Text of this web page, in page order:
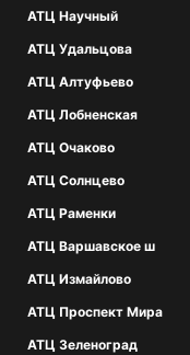
АТЦ Научный
АТЦ Удальцова
АТЦ Алтуфьево
АТЦ Лобненская
АТЦ Очаково
АТЦ Солнцево
АТЦ Раменки
АТЦ Варшавское ш
АТЦ Измайлово
АТЦ Проспект Мира
АТЦ Зеленоград